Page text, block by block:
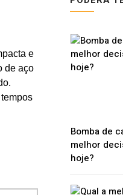
e
de aço
Bomba de
melhor
hoje?